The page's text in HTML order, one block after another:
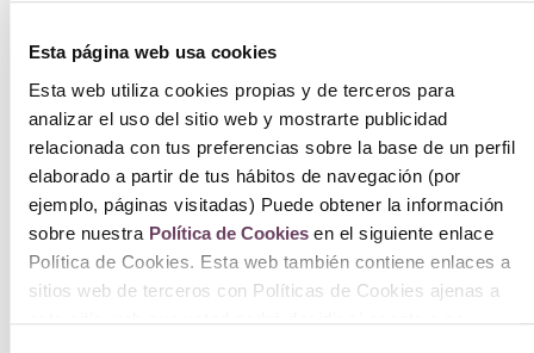
Esta página web usa cookies
Esta web utiliza cookies propias y de terceros para
analizar el uso del sitio web y mostrarte publicidad
relacionada con tus preferencias sobre la base de un perfil
elaborado a partir de tus hábitos de navegación (por
ejemplo, páginas visitadas) Puede obtener la información
sobre nuestra Política de Cookiesen el siguiente enlace
Política de Cookies. Esta web también contiene enlaces a
sitios web de terceros con Políticas de Cookies ajenas a